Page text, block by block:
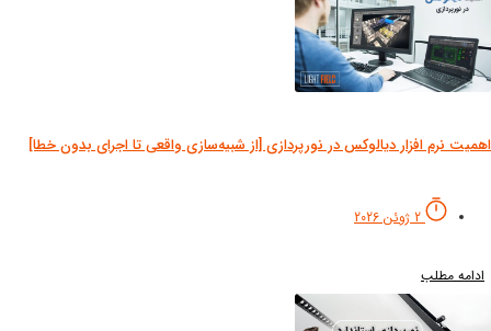
نرم افزار دیالوکس در نورپردازی [از شبیه‌سازی واقعی تا اجرای بدون خطا]
2 ژوئن 2026
مطلب